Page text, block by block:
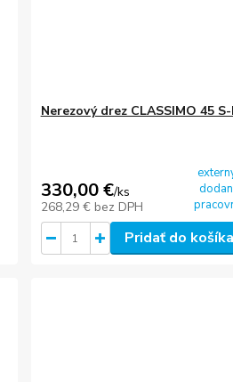
Nerezový drez CLASSIMO 45 S-
330,00 €/ks
268,29 € bez DPH
Pridať do košíka